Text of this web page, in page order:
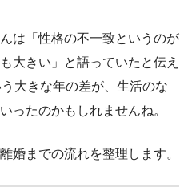
は「性格の不一致というのが
大きい」と語っていたと伝え
大きな年の差が、生活のな
ったのかもしれませんね。
婚までの流れを整理します。